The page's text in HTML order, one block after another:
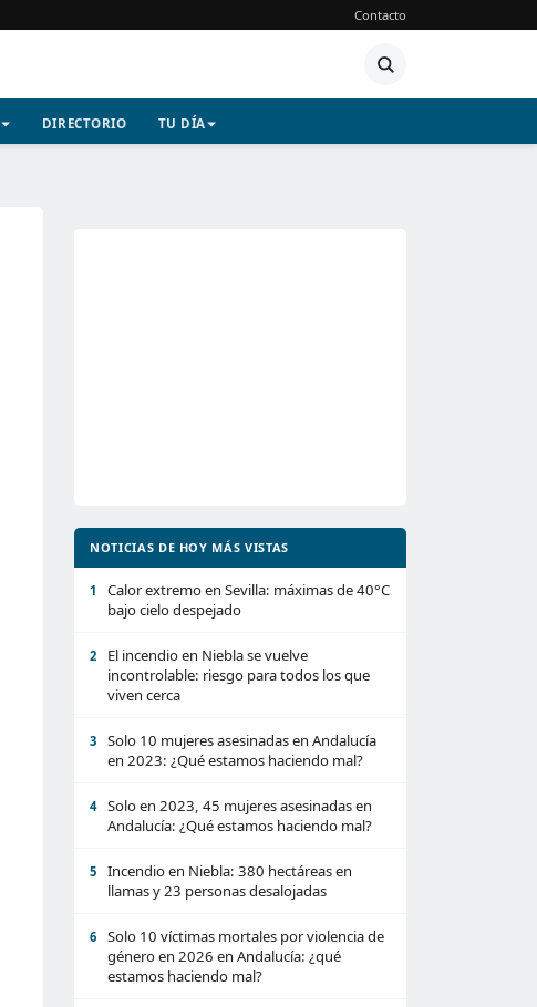
Contacto
DIRECTORIO TU DÍA
NOTICIAS DE HOY MÁS VISTAS
1
Calor extremo en Sevilla: máximas de 40°C
bajo cielo despejado
2
El incendio en Niebla se vuelve
incontrolable: riesgo para todos los que
viven cerca
3
Solo 10 mujeres asesinadas en Andalucía
en 2023: ¿Qué estamos haciendo mal?
4
Solo en 2023, 45 mujeres asesinadas en
Andalucía: ¿Qué estamos haciendo mal?
5
Incendio en Niebla: 380 hectáreas en
llamas y 23 personas desalojadas
6
Solo 10 víctimas mortales por violencia de
género en 2026 en Andalucía: ¿qué
estamos haciendo mal?